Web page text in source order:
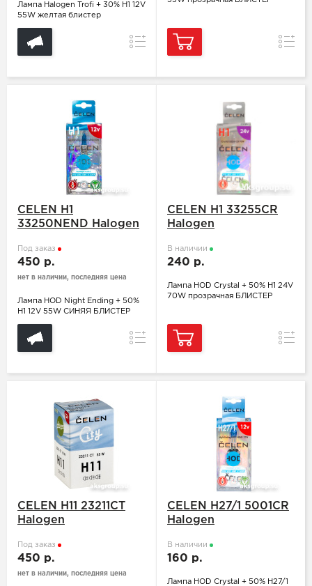
Лампа Halogen Trofi + 30% H1 12V
55W желтая блистер
Сравнение
CELEN H1
33250NEND Halogen
Под заказ
450 р.
нет в наличии, последняя цена
Лампа HOD Night Ending + 50%
H1 12V 55W СИНЯЯ БЛИСТЕР
Сравнение
CELEN H1 33255CR
Halogen
В наличии
240 р.
Лампа HOD Crystal + 50% H1 24V
70W прозрачная БЛИСТЕР
CELEN H11 23211CT
Halogen
Под заказ
450 р.
нет в наличии, последняя цена
CELEN H27/1 5001CR
Halogen
В наличии
160 р.
Лампа HOD Crystal + 50% H27/1